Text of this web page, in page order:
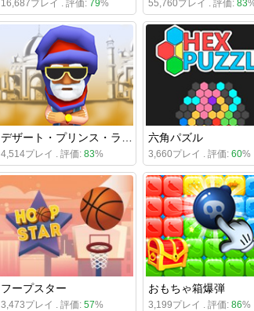
16,687プレイ . 評価: 79% 55,760プレイ . 評価: 83
4,514プレイ . 評価: 83%
六角パズル
3,660プレイ . 評価: 60%
フープスター
3,473プレイ . 評価: 57%
おもちゃ箱爆弾
3,199プレイ . 評価: 86%